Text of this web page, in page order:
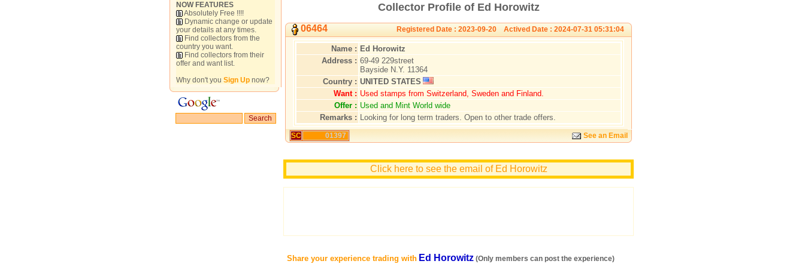
NOW FEATURES
Absolutely Free !!!!
Dynamic change or update
your details at any times.
Find collectors from the
country you want.
Find collectors from their
offer and want list.
Why don't you Sign Up now?
Collector Profile of Ed Horowitz
06464 Registered Date : 2023-09-20 Actived Date : 2024-07-31 05:31:04
Name : Ed Horowitz
Address : 69-49 229street
Bayside N.Y. 11364
Country : UNITED STATES
Want : Used stamps from Switzerland, Sweden and Finland.
Offer : Used and Mint World wide
Remarks :
Looking for long term traders. Open to other trade offers.
SC 01397 See an Email
Click here to see the email of Ed Horowitz
Share your experience trading with Ed Horowitz (Only members can post the experience)